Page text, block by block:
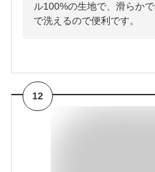
ル100%の生地で、滑らか
で洗えるので便利です。
12